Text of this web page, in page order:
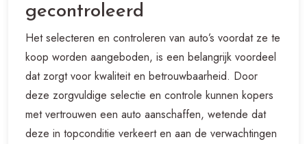
gecontroleerd
Het selecteren en controleren van auto’s voordat ze te
koop worden aangeboden, is een belangrijk voordeel
dat zorgt voor kwaliteit en betrouwbaarheid. Door
deze zorgvuldige selectie en controle kunnen kopers
met vertrouwen een auto aanschaffen, wetende dat
deze in topconditie verkeert en aan de verwachtingen